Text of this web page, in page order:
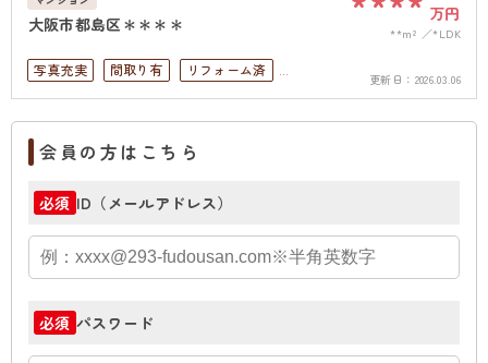
大阪市都島区＊＊＊＊ 万円
**m² *LDK
写真充実 間取り有
リフォーム済
駅徒歩10分以内
ペット可
4LDK以上
高層階
オートロック
更新日： 2026.03.06
会員の方はこちら
必須 ID（メールアドレス）
必須 パスワード